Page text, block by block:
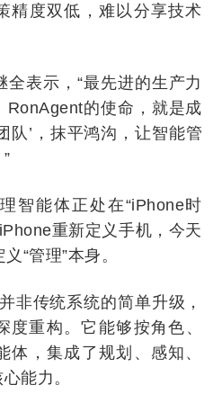
精度双低，难以分享技术
表示，“最先进的生产力
的使命，就是成
队’，抹平鸿沟，让智能管
能体正处在“iPhone时
重新定义手机，今天
“管理”本身。
传统系统的简单升级，
重构。它能够按角色、
，集成了规划、感知、
能力。